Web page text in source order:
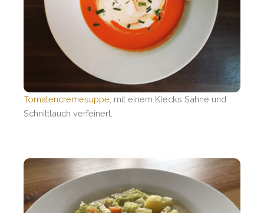
Tomatencremesuppe, mit einem Klecks Sahne und
Schnittlauch verfeinert.